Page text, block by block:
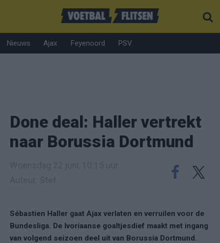
Nieuws Ajax Feyenoord PSV
Done deal: Haller vertrekt
naar Borussia Dortmund
Sébastien Haller gaat Ajax verlaten en verruilen voor de
Bundesliga. De Ivoriaanse goaltjesdief maakt met ingang
van volgend seizoen deel uit van Borussia Dortmund.